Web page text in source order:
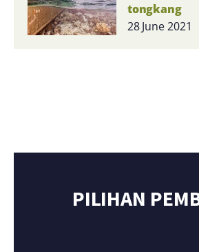
tongkang
28 June 2021
PILIHAN